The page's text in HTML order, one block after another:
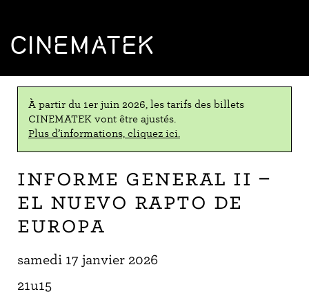
CINEMATEK
À partir du 1er juin 2026, les tarifs des billets
CINEMATEK vont être ajustés.
Plus d’informations, cliquez ici.
Informe general II –
El nuevo rapto de
Europa
samedi 17 janvier 2026
21u15